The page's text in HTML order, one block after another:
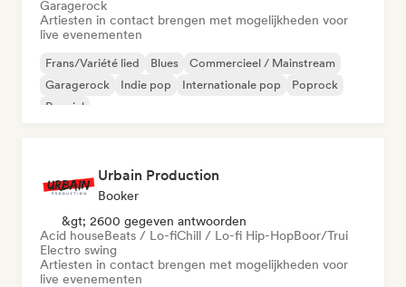
Garagerock
Artiesten in contact brengen met mogelijkheden voor
live evenementen
Frans/Variété lied Blues
Commercieel / Mainstream
Garagerock
Indie pop Internationale pop
Poprock
Popziel
Urbain Production
Booker
&gt; 2600 gegeven antwoorden
Acid houseBeats / Lo-fiChill / Lo-fi Hip-HopBoor/Trui
Electro swing
Artiesten in contact brengen met mogelijkheden voor
live evenementen